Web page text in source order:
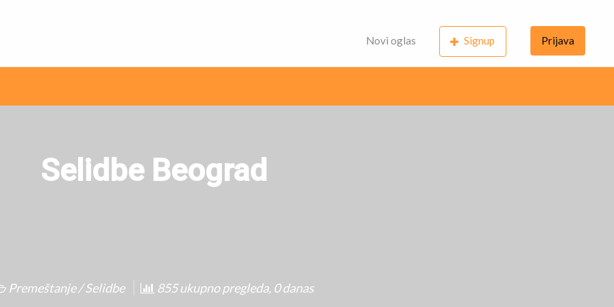
Novi oglas Signup Prijava
Selidbe Beograd
Premeštanje / Selidbe 855 ukupno pregleda, 0 danas